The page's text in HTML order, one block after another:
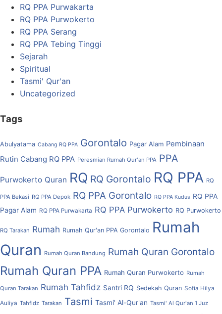
RQ PPA Purwakarta
RQ PPA Purwokerto
RQ PPA Serang
RQ PPA Tebing Tinggi
Sejarah
Spiritual
Tasmi' Qur'an
Uncategorized
Tags
Abulyatama Cabang RQ PPA Gorontalo Pagar Alam Pembinaan
Rutin Cabang RQ PPA Peresmian Rumah Qur'an PPA PPA
Purwokerto Quran RQ RQ Gorontalo RQ PPA RQ
PPA Bekasi RQ PPA Depok RQ PPA Gorontalo RQ PPA Kudus RQ PPA
Pagar Alam RQ PPA Purwakarta RQ PPA Purwokerto RQ Purwokerto
RQ Tarakan Rumah Rumah Qur'an PPA Gorontalo Rumah
Quran Rumah Quran Bandung Rumah Quran Gorontalo
Rumah Quran PPA Rumah Quran Purwokerto Rumah
Quran Tarakan Rumah Tahfidz Santri RQ Sedekah Quran Sofia Hilya
Auliya Tahfidz Tarakan Tasmi Tasmi' Al-Qur'an Tasmi' Al Qur'an 1 Juz